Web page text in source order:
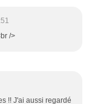
/>
!! J'ai aussi regardé